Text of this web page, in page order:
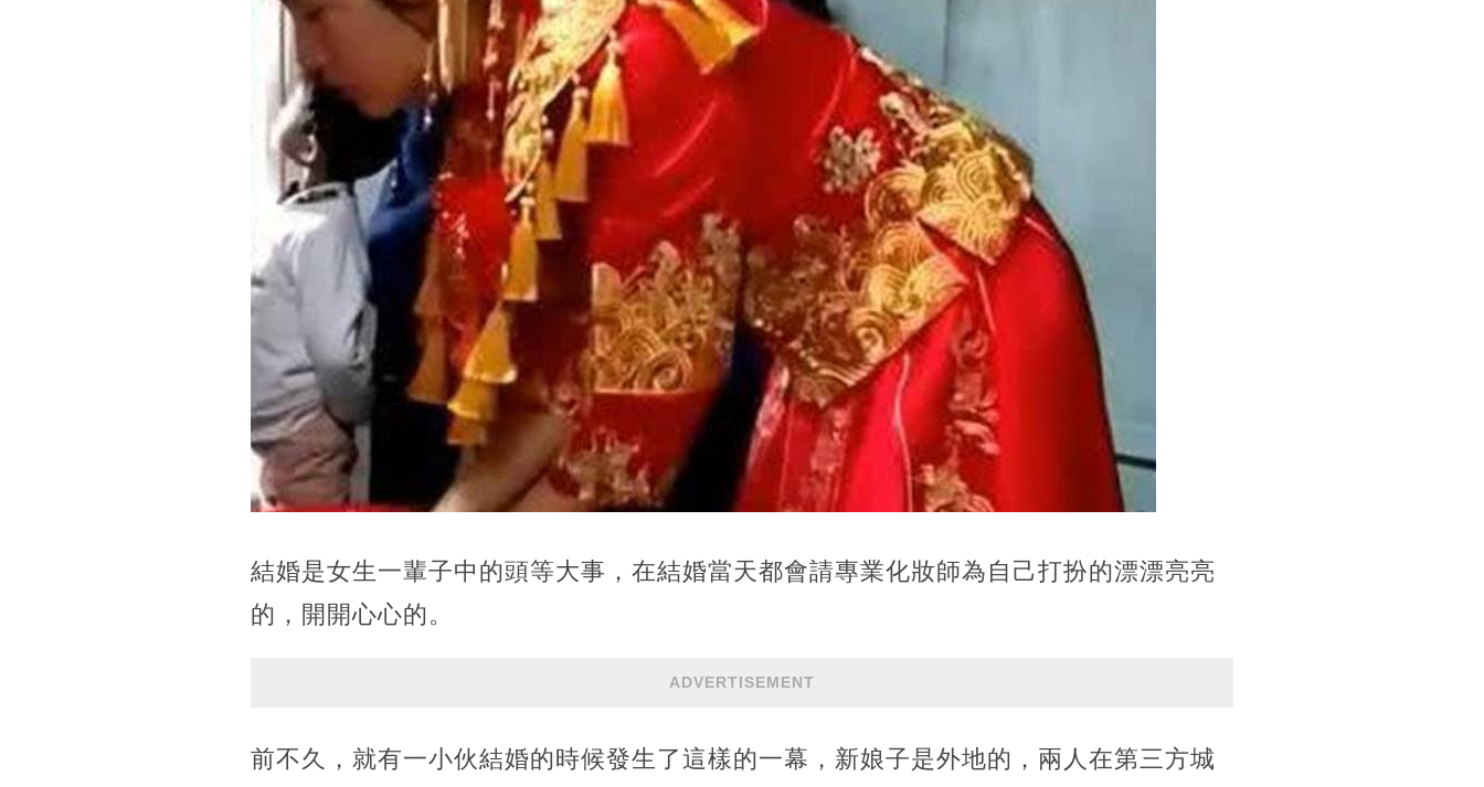
結婚是女生一輩子中的頭等大事，在結婚當天都會請專業化妝師為自己打扮的漂漂亮亮
的，開開心心的。
ADVERTISEMENT
前不久，就有一小伙結婚的時候發生了這樣的一幕，新娘子是外地的，兩人在第三方城